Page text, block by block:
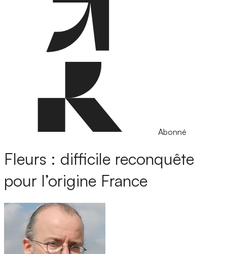
Abonné
Fleurs : difficile reconquête
pour l’origine France